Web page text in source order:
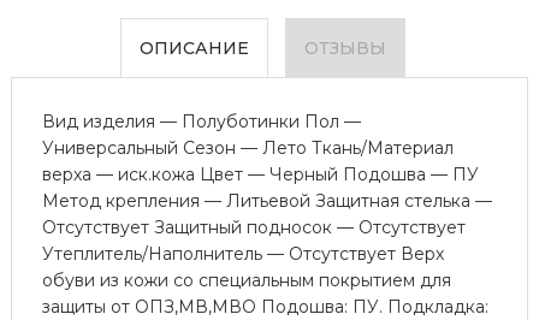
ОПИСАНИЕ ОТЗЫВЫ
Вид изделия — Полуботинки Пол —
Универсальный Сезон — Лето Ткань/Материал
верха — иск.кожа Цвет — Черный Подошва — ПУ
Метод крепления — Литьевой Защитная стелька —
Отсутствует Защитный подносок — Отсутствует
Утеплитель/Наполнитель — Отсутствует Верх
обуви из кожи со специальным покрытием для
защиты от ОПЗ,МВ,МВО Подошва: ПУ. Подкладка: